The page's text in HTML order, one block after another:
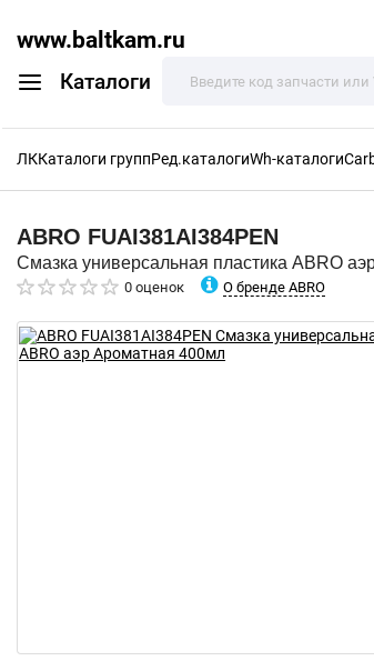
www.baltkam.ru
Каталоги
ЛККаталоги группРед.каталогиWh-каталоги
ABRO FUAI381AI384PEN
Смазка универсальная пластика ABRO
0 оценок О бренде ABRO